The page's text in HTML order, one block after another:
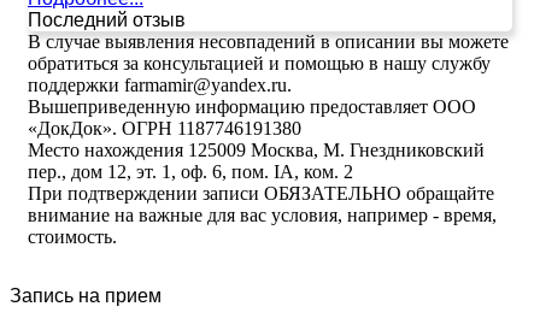
Последний отзыв
В случае выявления несовпадений в описании вы можете
обратиться за консультацией и помощью в нашу службу
поддержки farmamir@yandex.ru.
Вышеприведенную информацию предоставляет ООО
«ДокДок». ОГРН 1187746191380
Место нахождения 125009 Москва, М. Гнездниковский
пер., дом 12, эт. 1, оф. 6, пом. IA, ком. 2
При подтверждении записи ОБЯЗАТЕЛЬНО обращайте
внимание на важные для вас условия, например - время,
стоимость.
Запись на прием